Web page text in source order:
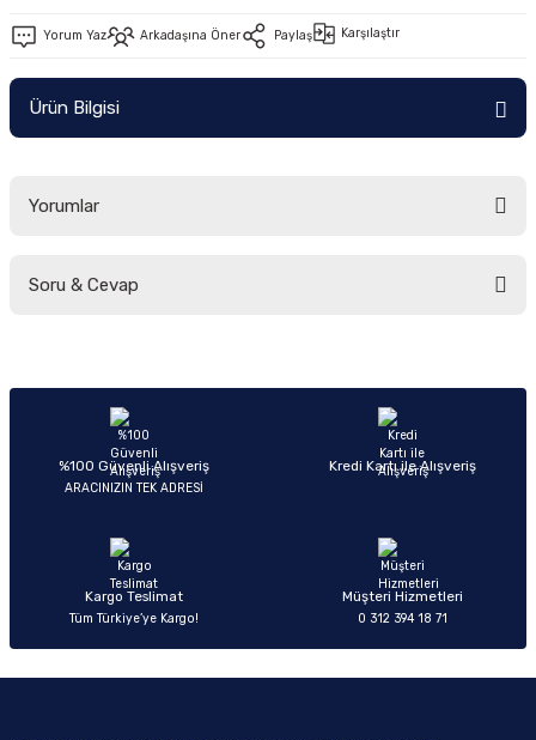
Ön/Arka Takımlar
Yorum Yaz Arkadaşına Öner Paylaş Karşılaştır
Ürün Bilgisi
Yorumlar
Soru & Cevap
Ürün hakkında henüz soru sorulmamış.
%100 Güvenli Alışveriş
ARACINIZIN TEK ADRESİ
Kredi Kartı ile Alışveriş
Kargo Teslimat
Tüm Türkiye’ye Kargo!
Müşteri Hizmetleri
0 312 394 18 71